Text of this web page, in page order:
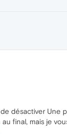
désactiver Une
final, mais je